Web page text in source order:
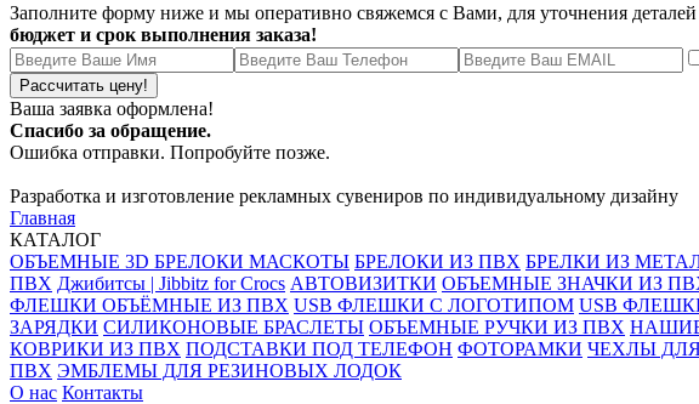
Заполните форму ниже и мы оперативно свяжемся с Вами, для уточнения деталей
бюджет и срок выполнения заказа!
Ваша заявка оформлена!
Спасибо за обращение.
Ошибка отправки. Попробуйте позже.
Разработка и изготовление рекламных сувениров по индивидуальному дизайну
Главная
КАТАЛОГ
ОБЪЕМНЫЕ 3D БРЕЛОКИ МАСКОТЫ БРЕЛОКИ ИЗ ПВХ БРЕЛКИ ИЗ
ПВХ Джибитсы | Jibbitz for Crocs АВТОВИЗИТКИ ОБЪЕМНЫЕ ЗНАЧКИ ИЗ
ФЛЕШКИ ОБЪЁМНЫЕ ИЗ ПВХ USB ФЛЕШКИ С ЛОГОТИПОМ USB
ЗАРЯДКИ СИЛИКОНОВЫЕ БРАСЛЕТЫ ОБЪЕМНЫЕ РУЧКИ ИЗ ПВХ
КОВРИКИ ИЗ ПВХ ПОДСТАВКИ ПОД ТЕЛЕФОН ФОТОРАМКИ ЧЕХЛЫ ДЛЯ
ПВХ ЭМБЛЕМЫ ДЛЯ РЕЗИНОВЫХ ЛОДОК
О нас Контакты